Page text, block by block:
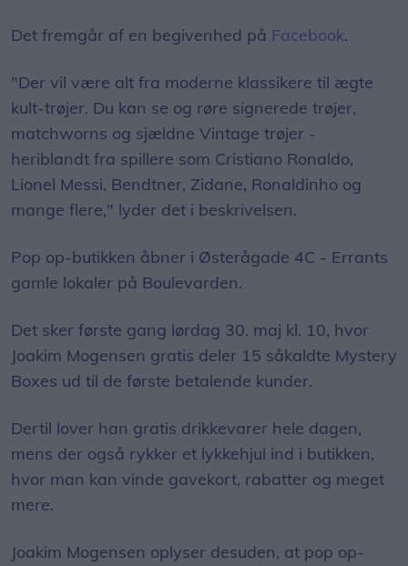
Det fremgår af en begivenhed på Facebook.
"Der vil være alt fra moderne klassikere til ægte
kult-trøjer. Du kan se og røre signerede trøjer,
matchworns og sjældne Vintage trøjer -
heriblandt fra spillere som Cristiano Ronaldo,
Lionel Messi, Bendtner, Zidane, Ronaldinho og
mange flere," lyder det i beskrivelsen.
Pop op-butikken åbner i Østerågade 4C - Errants
gamle lokaler på Boulevarden.
Det sker første gang lørdag 30. maj kl. 10, hvor
Joakim Mogensen gratis deler 15 såkaldte Mystery
Boxes ud til de første betalende kunder.
Dertil lover han gratis drikkevarer hele dagen,
mens der også rykker et lykkehjul ind i butikken,
hvor man kan vinde gavekort, rabatter og meget
mere.
Joakim Mogensen oplyser desuden, at pop op-